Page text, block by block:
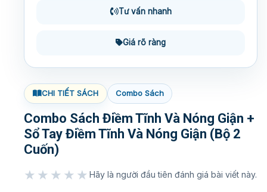
Tư vấn nhanh
Giá rõ ràng
CHI TIẾT SÁCH Combo Sách
Combo Sách Điềm Tĩnh Và Nóng Giận +
Sổ Tay Điềm Tĩnh Và Nóng Giận (Bộ 2
Cuốn)
★★★★★ Hãy là người đầu tiên đánh giá bài viết này.